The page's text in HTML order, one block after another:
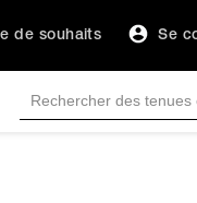
de souhaits Se